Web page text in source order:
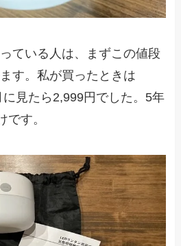
ている人は、まずこの値段
す。私が買ったときは
見たら2,999円でした。5年
です。